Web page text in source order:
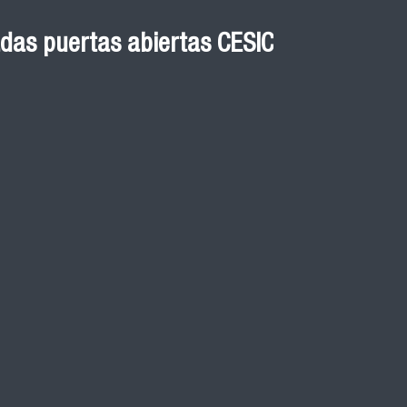
puertas abiertas CESIC
Graduación Magíster en